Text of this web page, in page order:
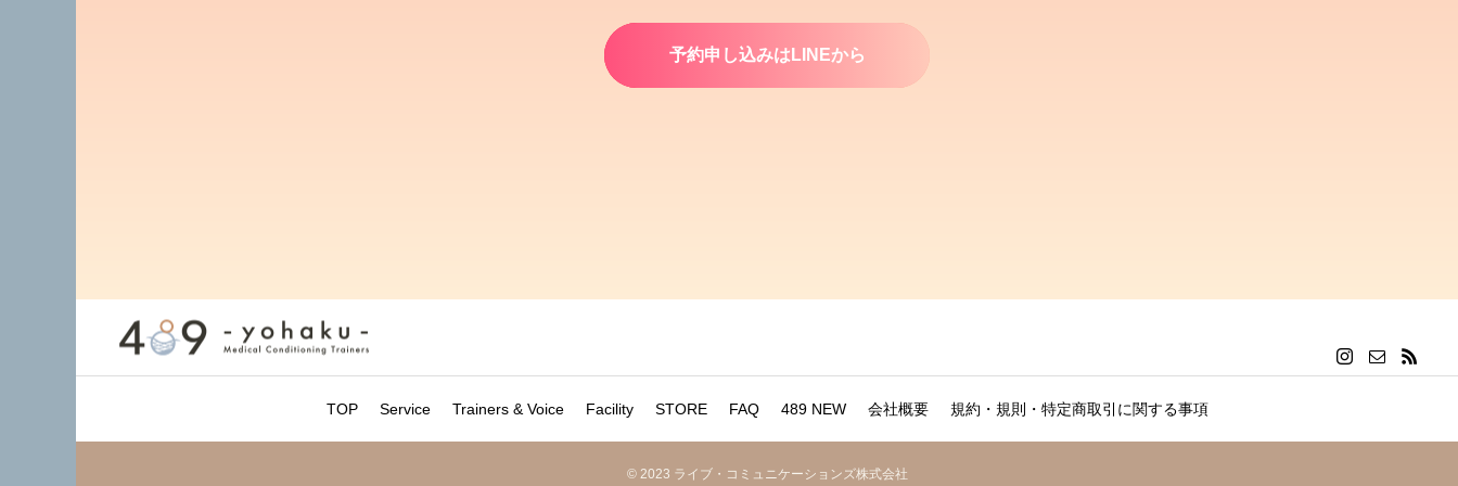
予約申し込みはLINEから
TOP Service Trainers & Voice Facility STORE FAQ 489 NEW 会社概要 規約・規則・特定商取引に関する事項
©︎ 2023 ライブ・コミュニケーションズ株式会社